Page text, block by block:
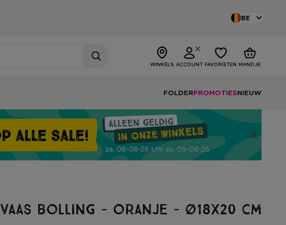
BE
WINKELS ACCOUNT FAVORIETEN MANDJE
FOLDERPROMOTIESNIEUW
Vaas bolling - oranje - ø18x20 cm